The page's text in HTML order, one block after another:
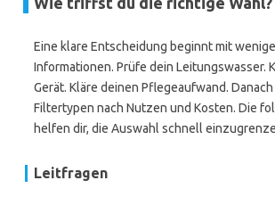
Eine klare Entscheidung beginnt mit
Informationen. Prüfe dein Leitungswasser.
Gerät. Kläre deinen Pflegeaufwand.
Filtertypen nach Nutzen und Kosten. Die
helfen dir, die Auswahl schnell
Leitfragen